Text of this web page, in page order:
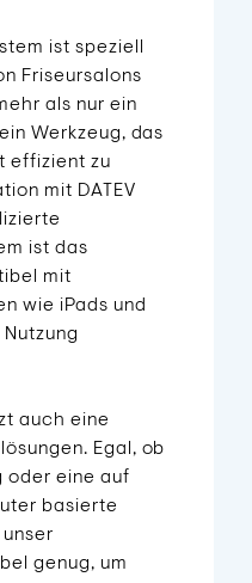
ist speziell
Friseursalons
als nur ein
Werkzeug, das
effizient zu
mit DATEV
ist das
mit
wie iPads und
auch eine
Egal, ob
oder eine auf
basierte
genug, um